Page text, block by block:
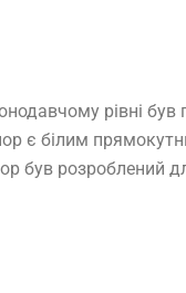
рівні
є білим
був розроблений